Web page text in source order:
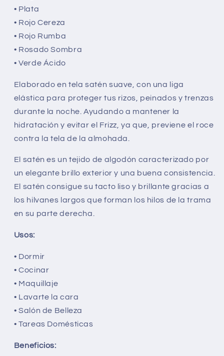
• Plata
• Rojo Cereza
• Rojo Rumba
• Rosado Sombra
• Verde Ácido
Elaborado en tela satén suave, con una liga
elástica para proteger tus rizos, peinados y trenzas
durante la noche. Ayudando a mantener la
hidratación y evitar el Frizz, ya que, previene el roce
contra la tela de la almohada.
El satén es un tejido de algodón caracterizado por
un elegante brillo exterior y una buena consistencia.
El satén consigue su tacto liso y brillante gracias a
los hilvanes largos que forman los hilos de la trama
en su parte derecha.
Usos:
• Dormir
• Cocinar
• Maquillaje
• Lavarte la cara
• Salón de Belleza
• Tareas Domésticas
Beneficios: